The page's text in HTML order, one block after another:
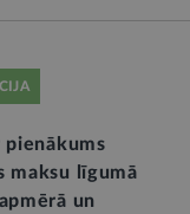
pienākums
maksu līgumā
un